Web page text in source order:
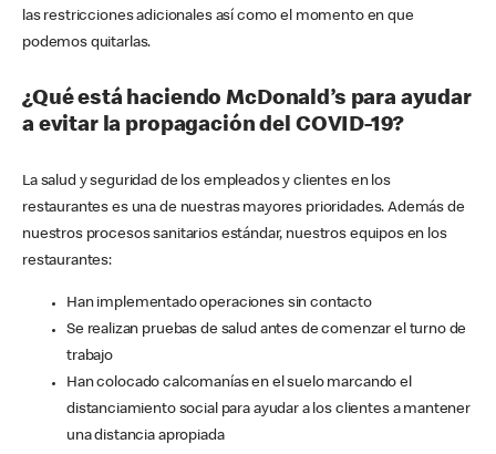
las restricciones adicionales así como el momento en que
podemos quitarlas.
¿Qué está haciendo McDonald’s para ayudar
a evitar la propagación del COVID-19?
La salud y seguridad de los empleados y clientes en los
restaurantes es una de nuestras mayores prioridades. Además de
nuestros procesos sanitarios estándar, nuestros equipos en los
restaurantes:
Han implementado operaciones sin contacto
Se realizan pruebas de salud antes de comenzar el turno de
trabajo
Han colocado calcomanías en el suelo marcando el
distanciamiento social para ayudar a los clientes a mantener
una distancia apropiada